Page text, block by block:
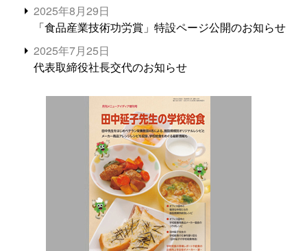
2025年8月29日
「食品産業技術功労賞」特設ページ公開のお知らせ
2025年7月25日
代表取締役社長交代のお知らせ